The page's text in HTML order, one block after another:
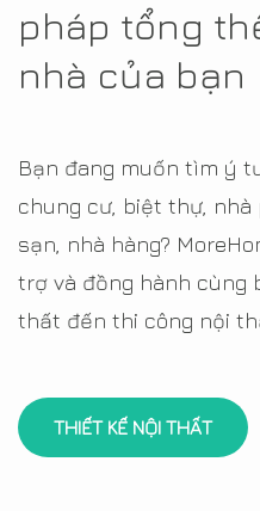
pháp tổng
nhà của bạn
Bạn đang muốn tìm ý
chung cư, biệt thự, nhà
sạn, nhà hàng?
trợ và đồng hành cùng
thất đến thi công nội
THIẾT KẾ NỘI THẤT